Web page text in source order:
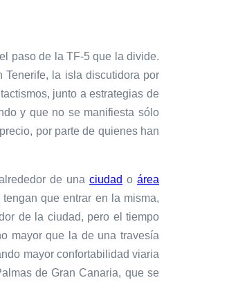
paso de la TF-5 que la divide.
la isla discutidora por
junto a estrategias de
y que no se manifiesta sólo
por parte de quienes han
de una ciudad oárea
que entrar en la misma,
de la ciudad, pero el tiempo
mayor que la de una travesía
mayor confortabilidad viaria
de Gran Canaria, que se